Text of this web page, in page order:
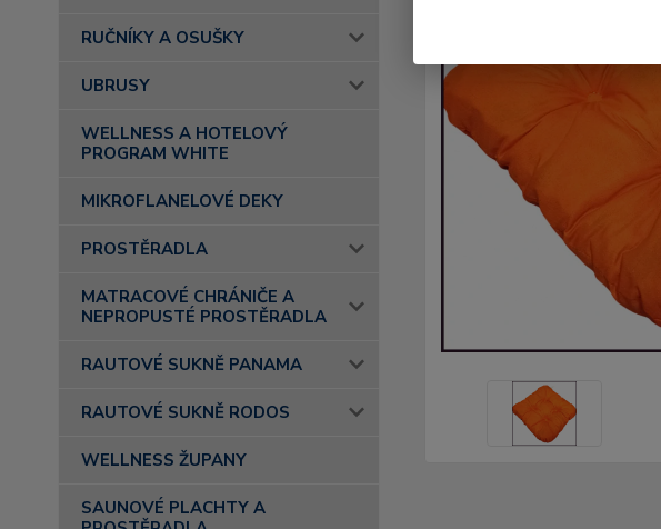
RUČNÍKY A OSUŠKY
UBRUSY
WELLNESS A HOTELOVÝ
PROGRAM WHITE
MIKROFLANELOVÉ DEKY
PROSTĚRADLA
MATRACOVÉ CHRÁNIČE A
NEPROPUSTÉ PROSTĚRADLA
RAUTOVÉ SUKNĚ PANAMA
RAUTOVÉ SUKNĚ RODOS
WELLNESS ŽUPANY
SAUNOVÉ PLACHTY A